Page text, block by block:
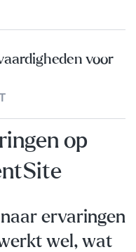
voor
op
ervaringen
wel, wat